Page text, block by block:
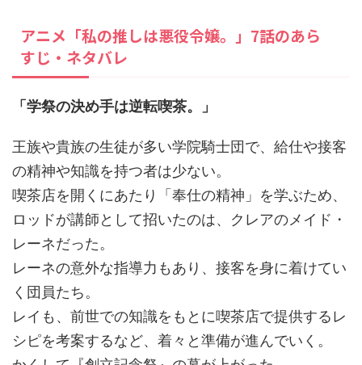
アニメ「私の推しは悪役令嬢。」7話のあら
すじ・ネタバレ
「学祭の決め手は逆転喫茶。」
王族や貴族の生徒が多い学院騎士団で、給仕や接客
の精神や知識を持つ者は少ない。
喫茶店を開くにあたり「奉仕の精神」を学ぶため、
ロッドが講師として招いたのは、クレアのメイド・
レーネだった。
レーネの意外な指導力もあり、接客を身に着けてい
く団員たち。
レイも、前世での知識をもとに喫茶店で提供するレ
シピを考案するなど、着々と準備が進んでいく。